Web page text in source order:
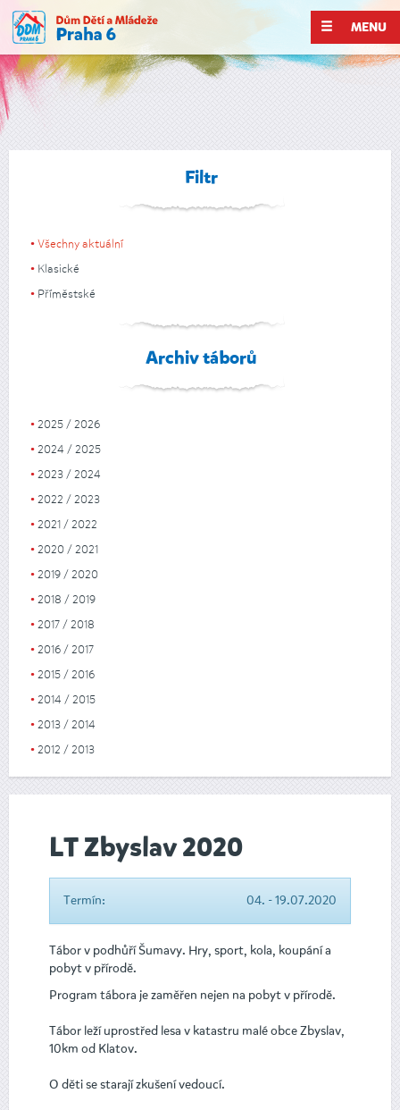
MENU
Filtr
Všechny aktuální
Klasické
Příměstské
Archiv táborů
2025 / 2026
2024 / 2025
2023 / 2024
2022 / 2023
2021 / 2022
2020 / 2021
2019 / 2020
2018 / 2019
2017 / 2018
2016 / 2017
2015 / 2016
2014 / 2015
2013 / 2014
2012 / 2013
LT Zbyslav 2020
Termín: 04. - 19.07.2020
Tábor v podhůří Šumavy. Hry, sport, kola, koupání a
pobyt v přírodě.
Program tábora je zaměřen nejen na pobyt v přírodě.
Tábor leží uprostřed lesa v katastru malé obce Zbyslav,
10km od Klatov.
O děti se starají zkušení vedoucí.